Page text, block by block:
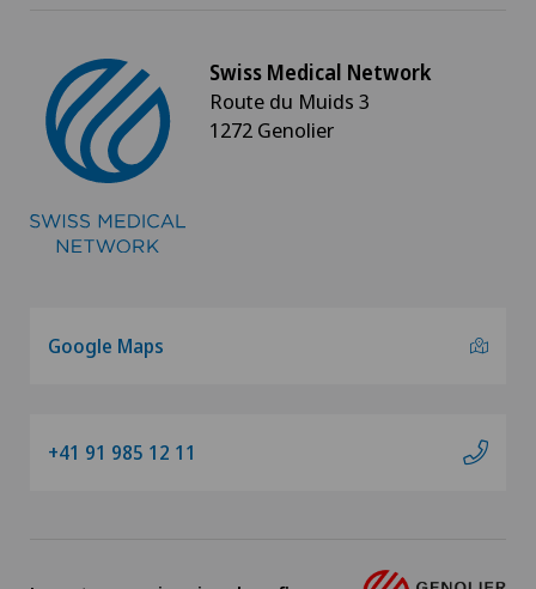
Swiss Medical Network
Route du Muids 3
1272 Genolier
Google Maps
+41 91 985 12 11